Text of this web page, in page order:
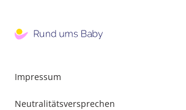
Impressum
Neutralitätsversprechen